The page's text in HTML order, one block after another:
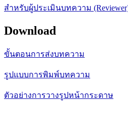
สำหรับผู้ประเมินบทความ
Download
ขั้นตอนการส่งบทความ
รูปแบบการพิมพ์บทความ
ตัวอย่างการวางรูปหน้ากระดาษ